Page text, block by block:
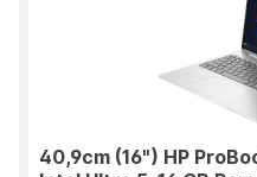
40,9cm (16") HP